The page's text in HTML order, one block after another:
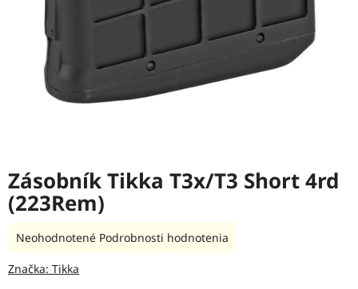
Zásobník Tikka T3x/T3 Short 4rd
(223Rem)
Priemerné
produktu
Neohodnotené Podrobnosti hodnotenia
Značka: Tikka